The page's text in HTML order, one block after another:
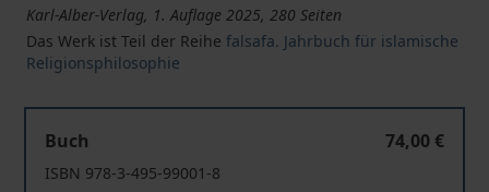
Karl-Alber-Verlag, 1. Auflage 2025, 280 Seiten
Das Werk ist Teil der Reihe falsafa. Jahrbuch für islamische
Religionsphilosophie
Buch
74,00 €
ISBN 978-3-495-99001-8